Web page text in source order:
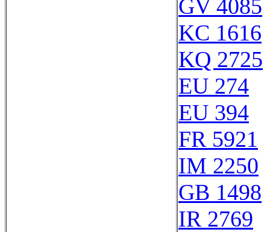
GV 4085
KC 1616
KQ 2725
EU 274
EU 394
FR 5921
IM 2250
GB 1498
IR 2769